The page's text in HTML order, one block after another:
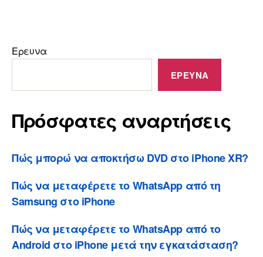
Ερευνα
ΕΡΕΥΝΑ
Πρόσφατες αναρτήσεις
Πώς μπορώ να αποκτήσω DVD στο iPhone XR?
Πώς να μεταφέρετε το WhatsApp από τη
Samsung στο iPhone
Πώς να μεταφέρετε το WhatsApp από το
Android στο iPhone μετά την εγκατάσταση?